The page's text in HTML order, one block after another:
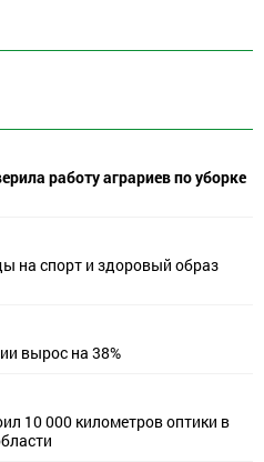
работу аграриев по уборке
на спорт и здоровый образ
вырос на 38%
10 000 километров оптики в